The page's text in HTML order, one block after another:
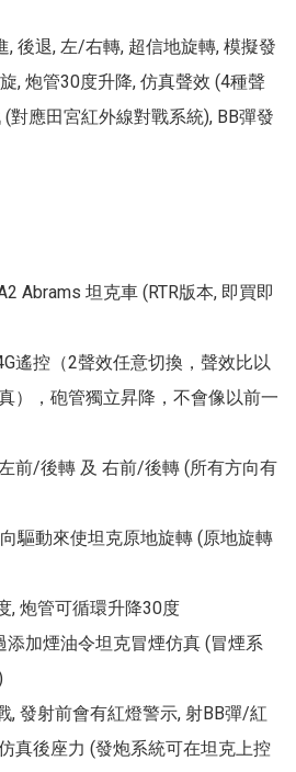
, 後退, 左/右轉, 超信地旋轉, 模擬發
, 炮管30度升降, 仿真聲效 (4種聲
對應田宮紅外線對戰系統), BB彈發
Abrams 坦克車 (RTR版本, 即買即
遙控（2聲效任意切換，聲效比以
），砲管獨立昇降，不會像以前一
前/後轉 及 右前/後轉 (所有方向有
驅動來使坦克原地旋轉 (原地旋轉
, 炮管可循環升降30度
加煙油令坦克冒煙仿真 (冒煙系
發射前會有紅燈警示, 射BB彈/紅
真後座力 (發炮系統可在坦克上控